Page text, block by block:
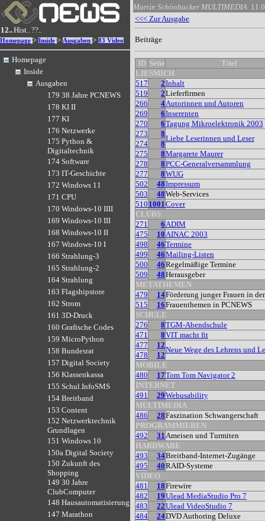
12..Hist..??..
Homepage > Inside > Ausgaben > 83 Video
Homepage
Inside
Ausgaben
179 38 Jahre PCNEWS
178 KI II
177 KI
176 Netzwerke
175 Python &
Digitaltechnik
174 Software
173 IT-Geschichte
172 Windows 11
171 CPU
170 Windows-10 IIII
169 Windows-10 III
168 Windows-10 II
167 Windows-10 I
166 Strahlung-3
165 Strahlung-2
164 Strahlung
163 Flagshipstore
162 Strom
161 3D-Druck
160 Grafische Codes
159 MicroPython
158 Bundesrat
157 Digital Society
156 Klassenkassa
155 Schul.InfoSMS
154 Breitband
153 Content
152 Netzwerktechnik
Grundlagen
151 Windows 10
150a Digital Society
150 Zukunft des
Shopping
149 30 Jahre
ClubComputer
148 Hausautomatisierung
147 Marathon
Martin Schönhacker MULTIMEDIA
<<< Zur Ausgabe
Beiträge
ID Seite
Titel
LIESMICH
517
2Inhalt
519
2Lieferfirmen
266
4Autorinnen und Autoren
269
6Inserenten
270
6Tagung Mikroelektronik 2003
273
8
Liebe Leserinnen und Leser
274
8
275
8Margarete Maurer
278
8PCC-Generalversammlung
277
8WUG
502
48Impressum
503
48Web-Services
510 1001Cover
CLUBS
271
6ADIM
475
10AINAC 2003
498
46Termine
499
46Mailing-Listen
500
46Regelmäßige Termine
509
48Herausgeber
METATHEMEN
479
14Förderung junger Frauen in
515
16Frauenthemen in PCNEWS
SCHULE
276
8TGM-Abendschule
471
8VIT macht fit
477
12
Neue Wege des Lehrens und
478
12
MOBILE
480
17Tom Tom Navigator 2
INTERNET
491
29Webusability
MULTIMEDIA
486
28Faszination Schwangerschaft
PROGRAMMIEREN
492
31Ameisen und Turmiten
HARDWARE
493
34Breitband-Internet-Zugänge
495
40RAID-Systeme
VIDEO
481
18Firewire
482
19Ulead MediaStudio Pro 7
483
22Ulead VideoStudio 7
484
24DVD Authoring Deluxe